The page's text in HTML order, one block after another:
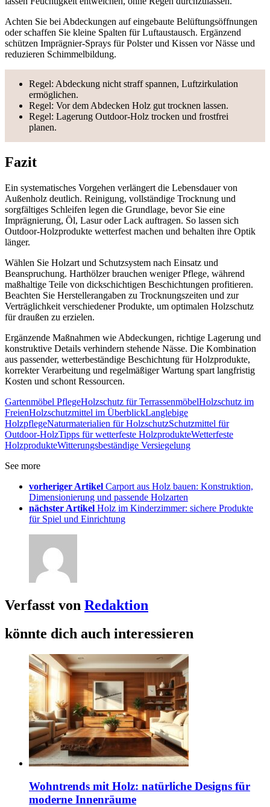
Achten Sie bei Abdeckungen auf eingebaute Belüftungsöffnungen
oder schaffen Sie kleine Spalten für Luftaustausch. Ergänzend
schützen Imprägnier-Sprays für Polster und Kissen vor Nässe und
reduzieren Schimmelbildung.
Regel: Abdeckung nicht straff spannen, Luftzirkulation
ermöglichen.
Regel: Vor dem Abdecken Holz gut trocknen lassen.
Regel: Lagerung Outdoor-Holz trocken und frostfrei
planen.
Fazit
Ein systematisches Vorgehen verlängert die Lebensdauer von
Außenholz deutlich. Reinigung, vollständige Trocknung und
sorgfältiges Schleifen legen die Grundlage, bevor Sie eine
Imprägnierung, Öl, Lasur oder Lack auftragen. So lassen sich
Outdoor-Holzprodukte wetterfest machen und behalten ihre Optik
länger.
Wählen Sie Holzart und Schutzsystem nach Einsatz und
Beanspruchung. Harthölzer brauchen weniger Pflege, während
maßhaltige Teile von dickschichtigen Beschichtungen profitieren.
Beachten Sie Herstellerangaben zu Trocknungszeiten und zur
Verträglichkeit verschiedener Produkte, um optimalen Holzschutz
für draußen zu erzielen.
Ergänzende Maßnahmen wie Abdeckungen, richtige Lagerung und
konstruktive Details verhindern stehende Nässe. Die Kombination
aus passender, wetterbeständige Beschichtung für Holzprodukte,
korrekter Verarbeitung und regelmäßiger Wartung spart langfristig
Kosten und schont Ressourcen.
Gartenmöbel PflegeHolzschutz für TerrassenmöbelHolzschutz im
FreienHolzschutzmittel im ÜberblickLanglebige
HolzpflegeNaturmaterialien für HolzschutzSchutzmittel für
Outdoor-HolzTipps für wetterfeste HolzprodukteWetterfeste
HolzprodukteWitterungsbeständige Versiegelung
See more
vorheriger Artikel Carport aus Holz bauen: Konstruktion,
Dimensionierung und passende Holzarten
nächster Artikel Holz im Kinderzimmer: sichere Produkte
für Spiel und Einrichtung
Verfasst von Redaktion
könnte dich auch interessieren
Wohntrends mit Holz: natürliche Designs für
moderne Innenräume